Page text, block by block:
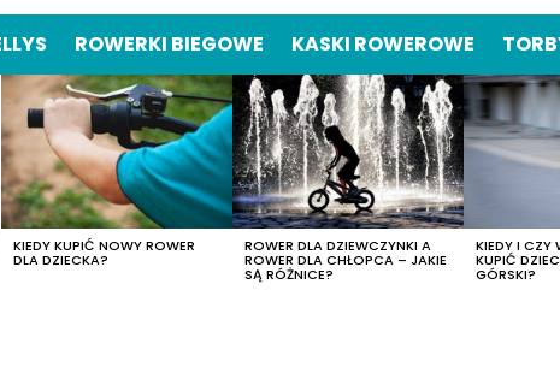
ROWERKI BIEGOWE KASKI ROWEROWE
KIEDY KUPIĆ NOWY ROWER
DLA DZIECKA?
ROWER DLA DZIEWCZYNKI A
ROWER DLA CHŁOPCA – JAKIE
SĄ RÓŻNICE?
KIEDY I CZY
KUPIĆ
GÓRSKI?